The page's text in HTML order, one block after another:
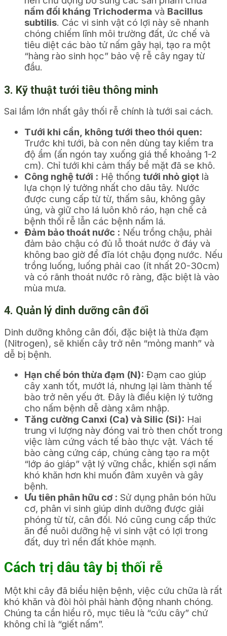
nấm đối kháng Trichoderma và Bacillus
subtilis. Các vi sinh vật có lợi này sẽ nhanh
chóng chiếm lĩnh môi trường đất, ức chế và
tiêu diệt các bào tử nấm gây hại, tạo ra một
“hàng rào sinh học” bảo vệ rễ cây ngay từ
đầu.
3. Kỹ thuật tưới tiêu thông minh
Sai lầm lớn nhất gây thối rễ chính là tưới sai cách.
Tưới khi cần, không tưới theo thói quen:
Trước khi tưới, bà con nên dùng tay kiểm tra
độ ẩm (ấn ngón tay xuống giá thể khoảng 1-2
cm). Chỉ tưới khi cảm thấy bề mặt đã se khô.
Công nghệ tưới : Hệ thống tưới nhỏ giọt là
lựa chọn lý tưởng nhất cho dâu tây. Nước
được cung cấp từ từ, thấm sâu, không gây
úng, và giữ cho lá luôn khô ráo, hạn chế cả
bệnh thối rễ lẫn các bệnh nấm lá.
Đảm bảo thoát nước : Nếu trồng chậu, phải
đảm bảo chậu có đủ lỗ thoát nước ở đáy và
không bao giờ để đĩa lót chậu đọng nước. Nếu
trồng luống, luống phải cao (ít nhất 20-30cm)
và có rãnh thoát nước rõ ràng, đặc biệt là vào
mùa mưa.
4. Quản lý dinh dưỡng cân đối
Dinh dưỡng không cân đối, đặc biệt là thừa đạm
(Nitrogen), sẽ khiến cây trở nên “mỏng manh” và
dễ bị bệnh.
Hạn chế bón thừa đạm (N): Đạm cao giúp
cây xanh tốt, mướt lá, nhưng lại làm thành tế
bào trở nên yếu ớt. Đây là điều kiện lý tưởng
cho nấm bệnh dễ dàng xâm nhập.
Tăng cường Canxi (Ca) và Silic (Si): Hai
trung vi lượng này đóng vai trò then chốt trong
việc làm cứng vách tế bào thực vật. Vách tế
bào càng cứng cáp, chúng càng tạo ra một
“lớp áo giáp” vật lý vững chắc, khiến sợi nấm
khó khăn hơn khi muốn đâm xuyên và gây
bệnh.
Ưu tiên phân hữu cơ : Sử dụng phân bón hữu
cơ, phân vi sinh giúp dinh dưỡng được giải
phóng từ từ, cân đối. Nó cũng cung cấp thức
ăn để nuôi dưỡng hệ vi sinh vật có lợi trong
đất, duy trì nền đất khỏe mạnh.
Cách trị dâu tây bị thối rễ
Một khi cây đã biểu hiện bệnh, việc cứu chữa là rất
khó khăn và đòi hỏi phải hành động nhanh chóng.
Chúng ta cần hiểu rõ, mục tiêu là “cứu cây” chứ
không chỉ là “giết nấm”.